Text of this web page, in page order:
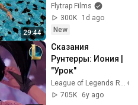
29:44
Flytrap Films
300K
1d ago
New
Сказания
Рунтерры: Иония |
"Урок"
League of Legends RU
705K
6y ago